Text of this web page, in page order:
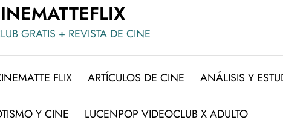
GRATIS + REVISTA DE CINE
FLIX ARTÍCULOS DE CINE ANÁLISIS Y
Y CINE LUCENPOP VIDEOCLUB X ADULTO